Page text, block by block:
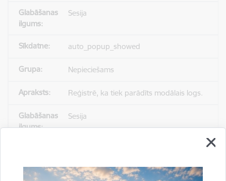
Sesija
auto_popup_showed
Nepieciešams
Reģistrē, ka tiek parādīts modālais logs.
Sesija
Statistikas sīkdatnes (nepieciešamas, lai